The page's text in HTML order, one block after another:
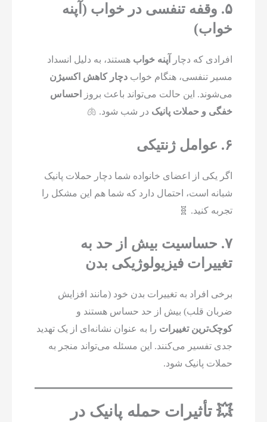
۵. وقفه تنفسی در خواب (آپنه
خواب)
افرادی که دچار آپنه خواب هستند، به دلیل انسداد
مسیر تنفسی، هنگام خوابدچار کاهش اکسیژن
می‌شوند. این حالت می‌تواند باعث بروز
احساس
خفگی و حملات پانیک در شب شود. 🫁
۶. عوامل ژنتیکی
اگر یکی از اعضای خانواده شما دچار حملات پانیک
شبانه است، احتمال دارد که شما هم این مشکل را
تجربه کنید. 🧬
۷. حساسیت بیش از حد به
تغییرات فیزیولوژیکی بدن
برخی افراد به تغییرات بدن خود (مانند افزایش
ضربان قلب) بیش از حد حساس هستند و
کوچک‌ترین تغییرات را به عنوان نشانه‌ای از یک تهدید
جدی تفسیر می‌کنند. این مسئله می‌تواند منجر به
حملات پانیک شود.
💥 تأثیرات حمله پانیک در